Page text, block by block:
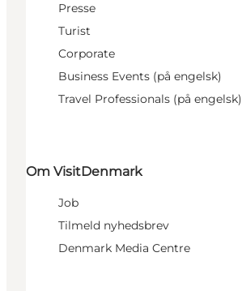
Presse
Turist
Corporate
Business Events (på engelsk)
Travel Professionals (på engelsk)
Om VisitDenmark
Job
Tilmeld nyhedsbrev
Denmark Media Centre